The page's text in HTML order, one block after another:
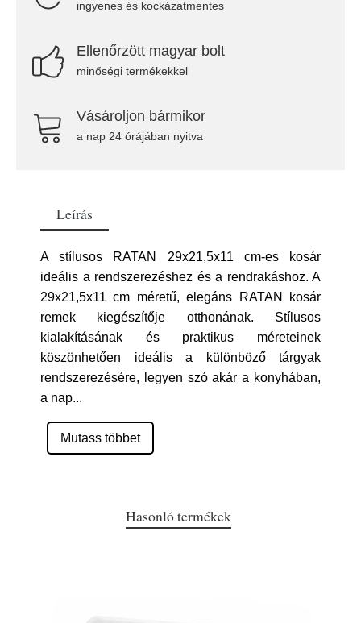
ingyenes és kockázatmentes
Ellenőrzött magyar bolt
minőségi termékekkel
Vásároljon bármikor
a nap 24 órájában nyitva
Leírás
A stílusos RATAN 29x21,5x11 cm-es kosár
ideális a rendszerezéshez és a rendrakáshoz. A
29x21,5x11 cm méretű, elegáns RATAN kosár
remek kiegészítője otthonának. Stílusos
kialakításának és praktikus méreteinek
köszönhetően ideális a különböző tárgyak
rendszerezésére, legyen szó akár a konyhában,
a nap...
Mutass többet
Hasonló termékek